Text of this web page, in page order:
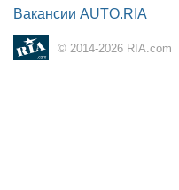
Вакансии AUTO.RIA
© 2014-2026 RIA.com